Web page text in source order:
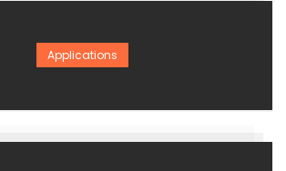
Applications